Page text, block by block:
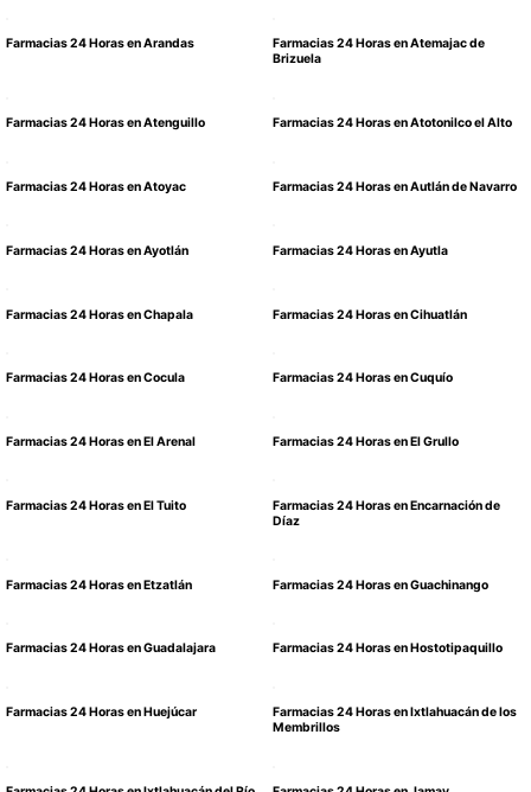
Farmacias 24 Horas en Arandas
Farmacias 24 Horas en Atemajac de
Brizuela
Farmacias 24 Horas en Atenguillo Farmacias 24 Horas en Atotonilco el Alto
Farmacias 24 Horas en Atoyac Farmacias 24 Horas en Autlán de Navarro
Farmacias 24 Horas en Ayotlán Farmacias 24 Horas en Ayutla
Farmacias 24 Horas en Chapala Farmacias 24 Horas en Cihuatlán
Farmacias 24 Horas en Cocula Farmacias 24 Horas en Cuquío
Farmacias 24 Horas en El Arenal Farmacias 24 Horas en El Grullo
Farmacias 24 Horas en El Tuito
Farmacias 24 Horas en Encarnación de
Díaz
Farmacias 24 Horas en Etzatlán Farmacias 24 Horas en Guachinango
Farmacias 24 Horas en Guadalajara Farmacias 24 Horas en Hostotipaquillo
Farmacias 24 Horas en Huejúcar
Farmacias 24 Horas en Ixtlahuacán de los
Membrillos